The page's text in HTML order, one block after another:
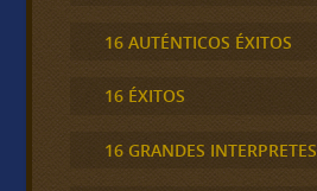
16 AUTÉNTICOS ÉXITOS
16 ÉXITOS
16 GRANDES INTERPRETES